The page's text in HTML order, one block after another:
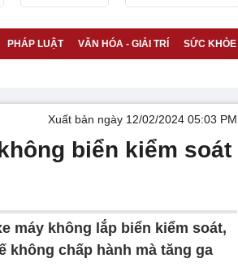
PHÁP LUẬT VĂN HÓA - GIẢI TRÍ SỨC KHỎE
Xuất bản ngày 12/02/2024 05:03 PM
biển kiểm soát
máy không lắp biển kiểm soát,
không chấp hành mà tăng ga